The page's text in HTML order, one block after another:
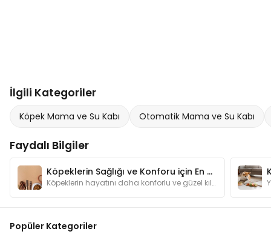
İlgili Kategoriler
Köpek Mama ve Su Kabı Otomatik Mama ve Su Kabı
Faydalı Bilgiler
Köpeklerin Sağlığı ve Konforu için En Gerekli Ürünler
Köpeklerin hayatını daha konforlu ve güzel kılmaya yardımcı olan ürünler hakkında detaylı bilgileri bu yazımızda bulabilirsiniz.
Popüler Kategoriler